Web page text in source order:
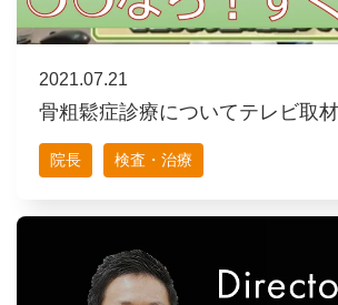
2021.07.21
骨粗鬆症診療についてテレビ取
院長 検査・治療